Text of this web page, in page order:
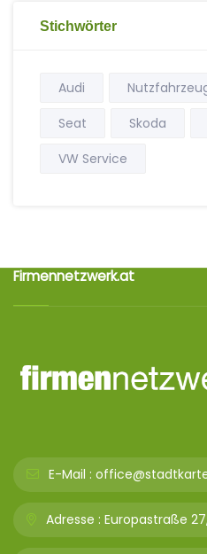
Stichwörter
Audi
Seat
Skoda
VW Service
Firmennetzwerk.at
E-Mail :
Adresse : Europastraße